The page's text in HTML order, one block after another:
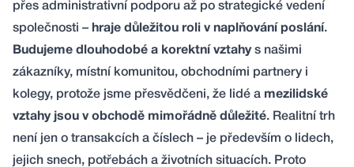
přes administrativní podporu až po strategické vedení
společnosti – hraje důležitou roli v naplňování poslání.
Budujeme dlouhodobé a korektní vztahy s našimi
zákazníky, místní komunitou, obchodními partnery i
kolegy, protože jsme přesvědčeni, že lidé a mezilidské
vztahy jsou v obchodě mimořádně důležité. Realitní trh
není jen o transakcích a číslech – je především o lidech,
jejich snech, potřebách a životních situacích. Proto